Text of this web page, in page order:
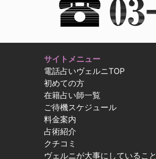
サイトメニュー
電話占いヴェルニTOP
初めての方
在籍占い師一覧
ご待機スケジュール
料金案内
占術紹介
クチコミ
ヴェルニが大事にしていること